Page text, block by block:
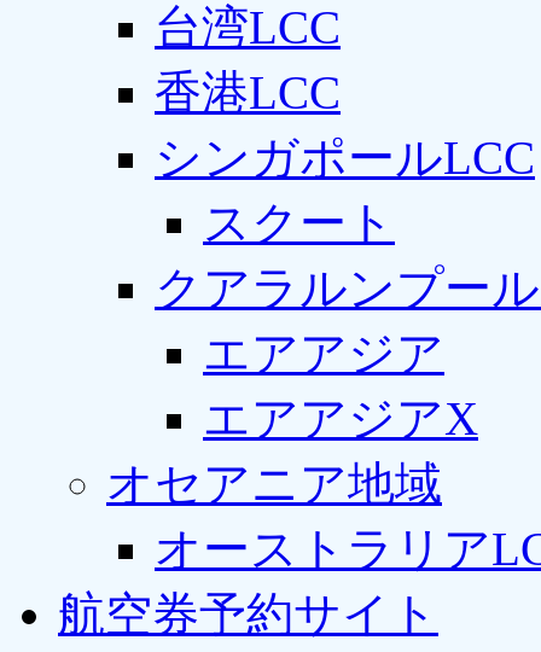
台湾LCC
香港LCC
シンガポールLCC
スクート
クアラルンプー
エアアジア
エアアジアX
オセアニア地域
オーストラリア
航空券予約サイト